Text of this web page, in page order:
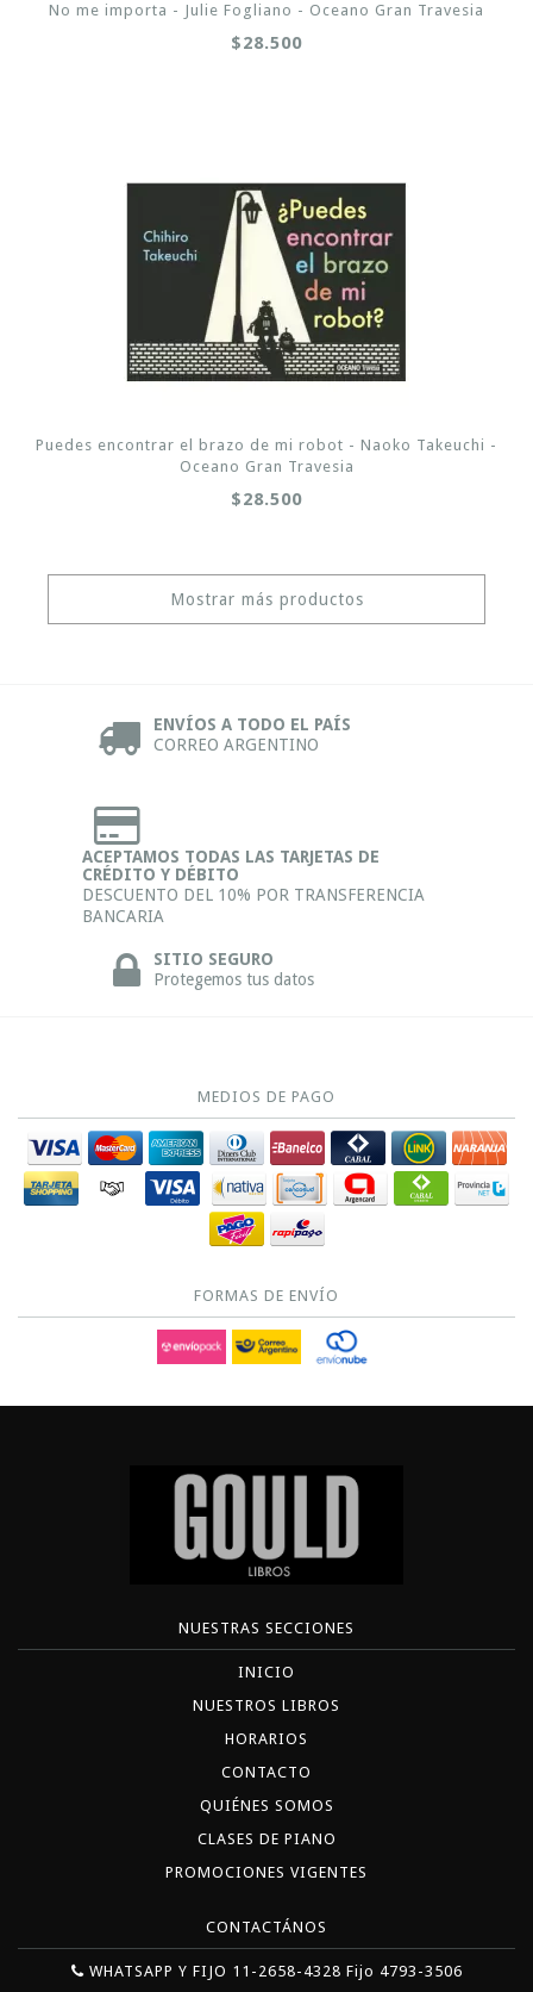
No me importa - Julie Fogliano - Oceano Gran Travesia
$28.500
Puedes encontrar el brazo de mi robot - Naoko Takeuchi -
Oceano Gran Travesia
$28.500
Mostrar más productos
ENVÍOS A TODO EL PAÍS
CORREO ARGENTINO
ACEPTAMOS TODAS LAS TARJETAS DE
CRÉDITO Y DÉBITO
DESCUENTO DEL 10% POR TRANSFERENCIA
BANCARIA
SITIO SEGURO
Protegemos tus datos
MEDIOS DE PAGO
FORMAS DE ENVÍO
NUESTRAS SECCIONES
INICIO
NUESTROS LIBROS
HORARIOS
CONTACTO
QUIÉNES SOMOS
CLASES DE PIANO
PROMOCIONES VIGENTES
CONTACTÁNOS
WHATSAPP Y FIJO 11-2658-4328 Fijo 4793-3506